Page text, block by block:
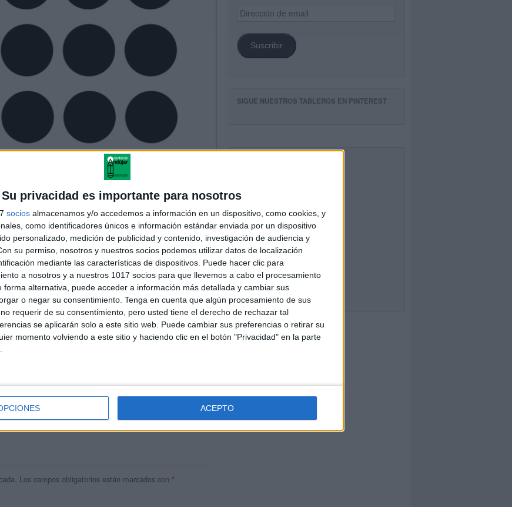
Su privacidad es importante para nosotros
socios almacenamos y/o accedemos a información en un dispositivo, como cookies, y
como identificadores únicos e información estándar enviada por un dispositivo
personalizado, medición de publicidad y contenido, investigación de audiencia y
su permiso, nosotros y nuestros socios podemos utilizar datos de localización
mediante las características de dispositivos. Puede hacer clic para
a nosotros y a nuestros 1017 socios para que llevemos a cabo el procesamiento
forma alternativa, puede acceder a información más detallada y cambiar sus
o negar su consentimiento. Tenga en cuenta que algún procesamiento de sus
requerir de su consentimiento, pero usted tiene el derecho de rechazar tal
se aplicarán solo a este sitio web. Puede cambiar sus preferencias o retirar su
momento volviendo a este sitio y haciendo clic en el botón "Privacidad" en la parte
ACEPTO
información.
Los campos obligatorios están marcados con *
Dirección
de
Suscribir
SIGUE NUESTROS TABLEROS EN PINTEREST